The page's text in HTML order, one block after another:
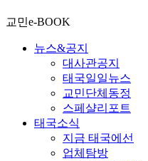
교민e-BOOK
뉴스&공지
대사관공지
태국일일뉴스
교민단체동정
스페샬리포트
태국소식
지금 태국에선
업체탐방